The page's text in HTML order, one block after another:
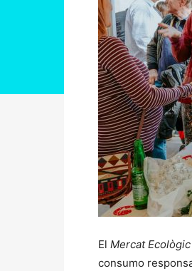
El Mercat Ecològic
consumo